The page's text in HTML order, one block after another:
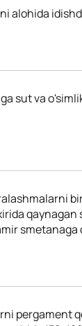
alohida
sut va
qaynagan
smetanaga
pergament